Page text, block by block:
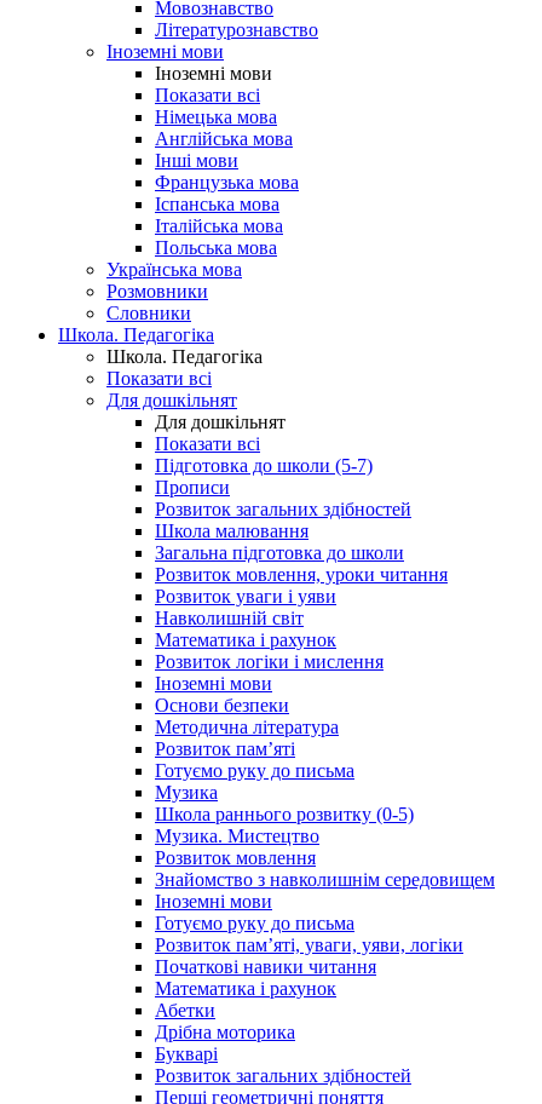
Мовознавство
Літературознавство
Іноземні мови
Іноземні мови
Показати всі
Німецька мова
Англійська мова
Інші мови
Французька мова
Іспанська мова
Італійська мова
Польська мова
Українська мова
Розмовники
Словники
Школа. Педагогіка
Школа. Педагогіка
Показати всі
Для дошкільнят
Для дошкільнят
Показати всі
Підготовка до школи (5-7)
Прописи
Розвиток загальних здібностей
Школа малювання
Загальна підготовка до школи
Розвиток мовлення, уроки читання
Розвиток уваги і уяви
Навколишній світ
Математика і рахунок
Розвиток логіки і мислення
Іноземні мови
Основи безпеки
Методична література
Розвиток пам’яті
Готуємо руку до письма
Музика
Школа раннього розвитку (0-5)
Музика. Мистецтво
Розвиток мовлення
Знайомство з навколишнім середовищем
Іноземні мови
Готуємо руку до письма
Розвиток пам’яті, уваги, уяви, логіки
Початкові навики читання
Математика і рахунок
Абетки
Дрібна моторика
Букварі
Розвиток загальних здібностей
Перші геометричні поняття